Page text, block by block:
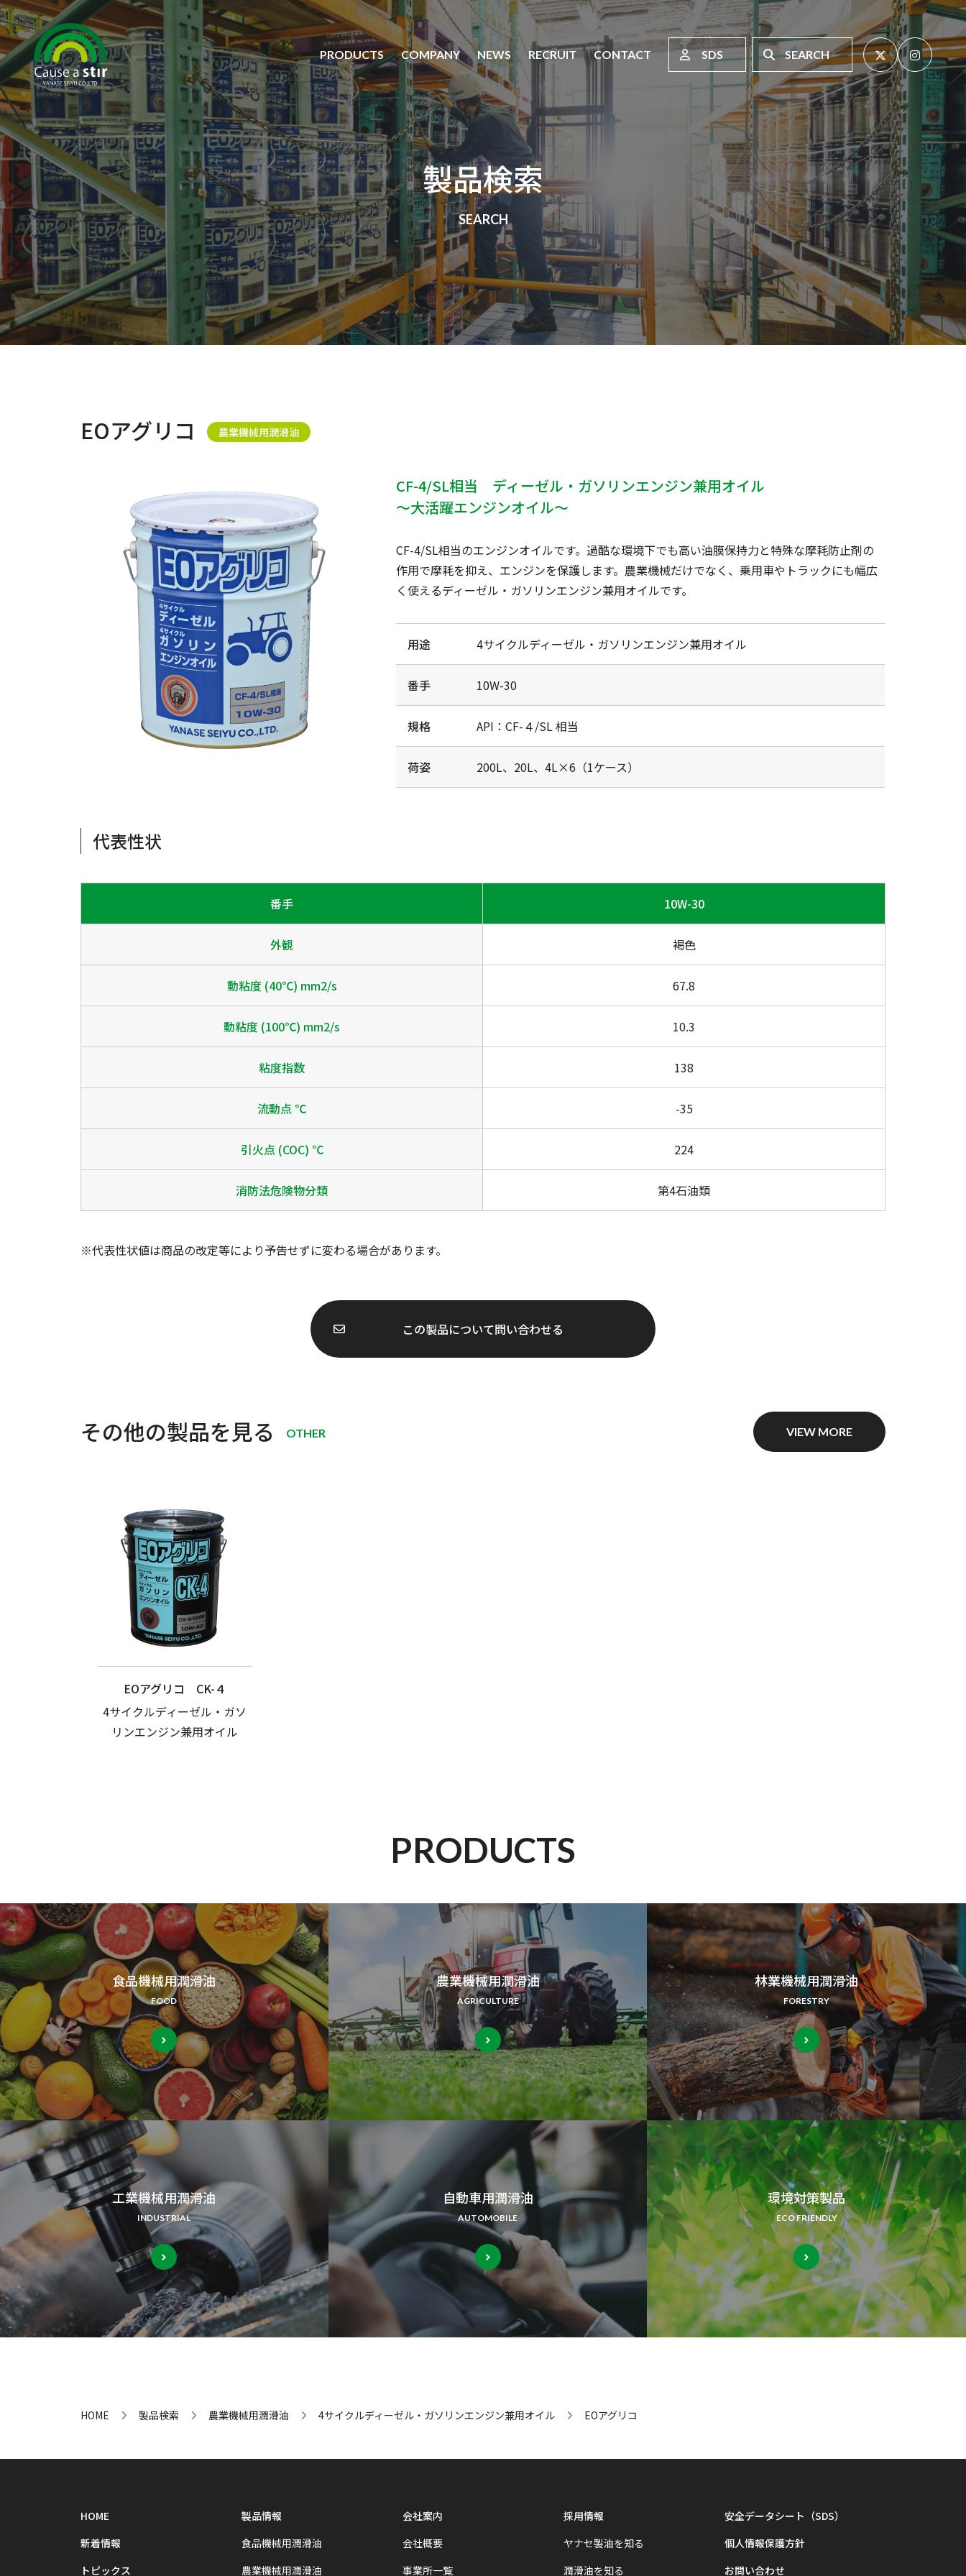
PRODUCTS
製品情報
食品機械用潤滑油
農業機械用潤滑油
林業機械用潤滑油
工業機械用潤滑油
自動車用潤滑油
環境対策製品
COMPANY
会社案内
会社概要
事業所一覧
NEWS RECRUIT
採用情報
ヤナセ製油を知る
インタビュー
新卒採用
中途採用
CONTACT SDS SEARCH
製品検索
EOアグリコ 農業機械用潤滑油
CF-4/SL相当 ディーゼル・ガソリンエンジン兼用オイル
～大活躍エンジンオイル～
CF-4/SL相当のエンジンオイルです。過酷な環境下でも高い油膜保持力と特殊な摩耗防止剤の
作用で摩耗を抑え、エンジンを保護します。農業機械だけでなく、乗用車やトラックにも幅広
く使えるディーゼル・ガソリンエンジン兼用オイルです。
用途 4サイクルディーゼル・ガソリンエンジン兼用オイル
番手 10W-30
規格 API：CF-４/SL 相当
荷姿 200L、20L、4L×6（1ケース）
代表性状
番手 10W-30
外観 褐色
動粘度 (40℃) mm2/s 67.8
動粘度 (100℃) mm2/s 10.3
粘度指数 138
流動点 ℃ -35
引火点 (COC) ℃ 224
消防法危険物分類 第4石油類
※代表性状値は商品の改定等により予告せずに変わる場合があります。
この製品について問い合わせる
その他の製品を見る OTHER
EOアグリコ CK-４
4サイクルディーゼル・ガソ
リンエンジン兼用オイル
VIEW MORE
PRODUCTS
食品機械用潤滑油
FOOD
農業機械用潤滑油
AGRICULTURE
林業機械用潤滑油
FORESTRY
工業機械用潤滑油
INDUSTRIAL
自動車用潤滑油
AUTOMOBILE
環境対策製品
ECO FRIENDLY
HOME 製品検索 農業機械用潤滑油 4サイクルディーゼル・ガソリンエンジン兼用オイル EOアグリコ
HOME
新着情報
トピックス
製品情報
食品機械用潤滑油
農業機械用潤滑油
会社案内
会社概要
事業所一覧
採用情報
ヤナセ製油を知る
潤滑油を知る
安全データシート（SDS）
個人情報保護方針
お問い合わせ